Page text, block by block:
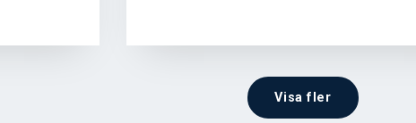
Visa fler